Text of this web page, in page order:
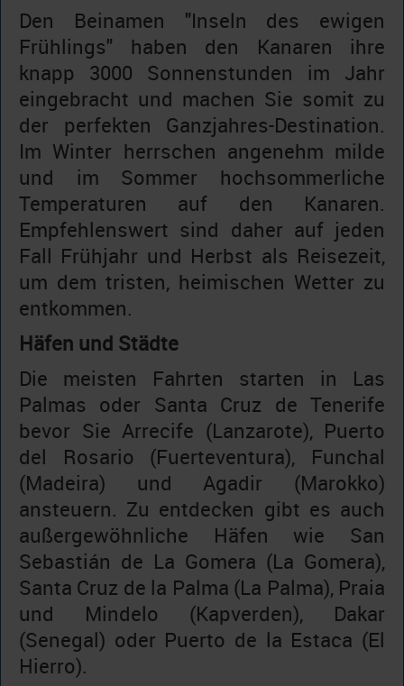
Den Beinamen "Inseln des ewigen
Frühlings" haben den Kanaren ihre
knapp 3000 Sonnenstunden im Jahr
eingebracht und machen Sie somit zu
der perfekten Ganzjahres-Destination.
Im Winter herrschen angenehm milde
und im Sommer hochsommerliche
Temperaturen auf den Kanaren.
Empfehlenswert sind daher auf jeden
Fall Frühjahr und Herbst als Reisezeit,
um dem tristen, heimischen Wetter zu
entkommen.
Häfen und Städte
Die meisten Fahrten starten in Las
Palmas oder Santa Cruz de Tenerife
bevor Sie Arrecife (Lanzarote), Puerto
del Rosario (Fuerteventura), Funchal
(Madeira) und Agadir (Marokko)
ansteuern. Zu entdecken gibt es auch
außergewöhnliche Häfen wie San
Sebastián de La Gomera (La Gomera),
Santa Cruz de la Palma (La Palma), Praia
und Mindelo (Kapverden), Dakar
(Senegal) oder Puerto de la Estaca (El
Hierro).